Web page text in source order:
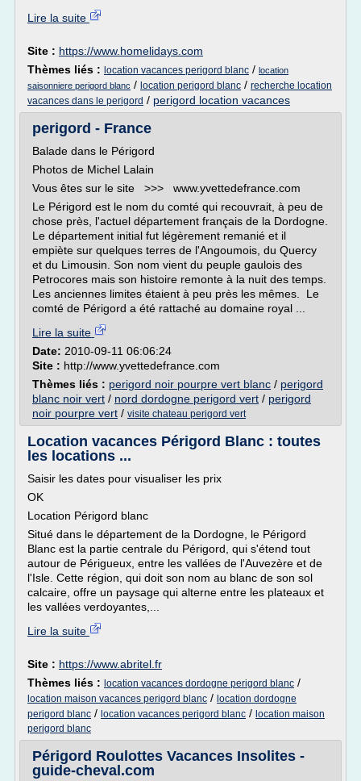
Lire la suite
Site : https://www.homelidays.com
Thèmes liés : location vacances perigord blanc / location
saisonniere perigord blanc / location perigord blanc / recherche location
vacances dans le perigord / perigord location vacances
perigord - France
Balade dans le Périgord
Photos de Michel Lalain
Vous êtes sur le site >>> www.yvettedefrance.com
Le Périgord est le nom du comté qui recouvrait, à peu de
chose près, l'actuel département français de la Dordogne.
Le département initial fut légèrement remanié et il
empiète sur quelques terres de l'Angoumois, du Quercy
et du Limousin. Son nom vient du peuple gaulois des
Petrocores mais son histoire remonte à la nuit des temps.
Les anciennes limites étaient à peu près les mêmes. Le
comté de Périgord a été rattaché au domaine royal ...
Lire la suite
Date: 2010-09-11 06:06:24
Site : http://www.yvettedefrance.com
Thèmes liés : perigord noir pourpre vert blanc / perigord
blanc noir vert / nord dordogne perigord vert / perigord
noir pourpre vert / visite chateau perigord vert
Location vacances Périgord Blanc : toutes
les locations ...
Saisir les dates pour visualiser les prix
OK
Location Périgord blanc
Situé dans le département de la Dordogne, le Périgord
Blanc est la partie centrale du Périgord, qui s'étend tout
autour de Périgueux, entre les vallées de l'Auvezère et de
l'Isle. Cette région, qui doit son nom au blanc de son sol
calcaire, offre un paysage qui alterne entre les plateaux et
les vallées verdoyantes,...
Lire la suite
Site : https://www.abritel.fr
Thèmes liés : location vacances dordogne perigord blanc /
location maison vacances perigord blanc / location dordogne
perigord blanc / location vacances perigord blanc / location maison
perigord blanc
Périgord Roulottes Vacances Insolites -
guide-cheval.com